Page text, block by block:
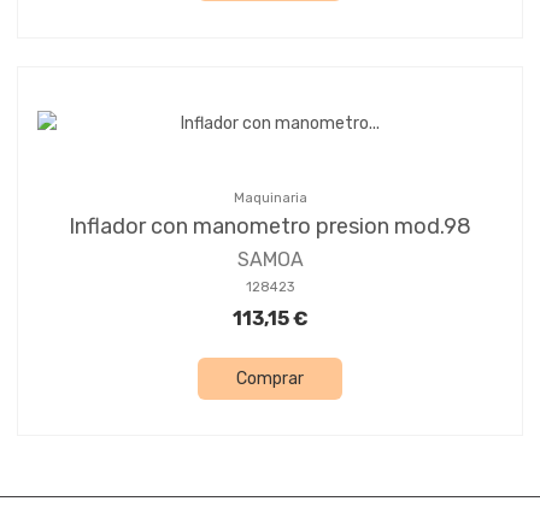
Maquinaria
Inflador con manometro presion mod.98
SAMOA
128423
113,15 €
Comprar